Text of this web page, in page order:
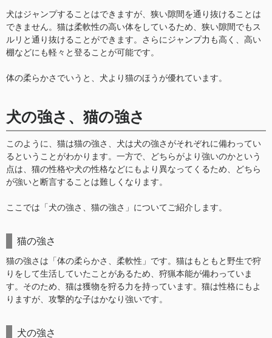
犬はジャンプすることはできますが、狭い隙間を通り抜けることは
できません。猫は柔軟性の高い体をしているため、狭い隙間でもス
ルリと通り抜けることができます。さらにジャンプ力も高く、高い
棚などにも軽々と登ることが可能です。
体の柔らかさでいうと、犬より猫のほうが優れています。
犬の強さ、猫の強さ
このように、猫は猫の強さ、犬は犬の強さがそれぞれに備わってい
るということがわかります。一方で、どちらがより強いのかという
点は、猫の性格や犬の性格などにもより異なってくるため、どちら
が強いと断言することは難しくなります。
ここでは「犬の強さ、猫の強さ」についてご紹介します。
猫の強さ
猫の強さは「体の柔らかさ、柔軟性」です。猫はもともと野生で狩
りをして生活していたことがあるため、狩猟本能が備わっていま
す。そのため、猫は獲物を狩る力を持っています。猫は性格にもよ
りますが、攻撃的な子はかなり強いです。
犬の強さ